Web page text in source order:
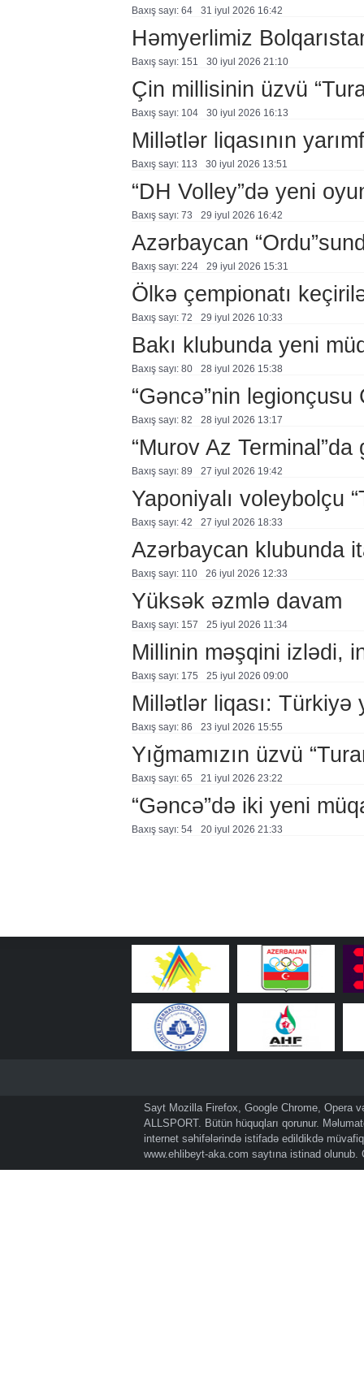
Baxış sayı: 64 31 i̇yul 2026 16:42
Həmyerlimiz
Baxış sayı: 151 30 i̇yul 2026 21:10
Çin millisinin üzvü
Baxış sayı: 104 30 i̇yul 2026 16:13
Millətlər liqasının
Baxış sayı: 113 30 i̇yul 2026 13:51
“DH Volley”də yeni
Baxış sayı: 73 29 i̇yul 2026 16:42
Azərbaycan
Baxış sayı: 224 29 i̇yul 2026 15:31
Ölkə çempionatı
Baxış sayı: 72 29 i̇yul 2026 10:33
Bakı klubunda yeni
Baxış sayı: 80 28 i̇yul 2026 15:38
“Gəncə”nin
Baxış sayı: 82 28 i̇yul 2026 13:17
“Murov Az
Baxış sayı: 89 27 i̇yul 2026 19:42
Yaponiyalı voleybolçu
Baxış sayı: 42 27 i̇yul 2026 18:33
Azərbaycan klubunda
Baxış sayı: 110 26 i̇yul 2026 12:33
Yüksək əzmlə davam
Baxış sayı: 157 25 i̇yul 2026 11:34
Millinin məşqini izlədi,
Baxış sayı: 175 25 i̇yul 2026 09:00
Millətlər liqası: Türkiyə
Baxış sayı: 86 23 i̇yul 2026 15:55
Yığmamızın üzvü
Baxış sayı: 65 21 i̇yul 2026 23:22
“Gəncə”də iki yeni
Baxış sayı: 54 20 i̇yul 2026 21:33
Sayt Mozilla Firefox, Google Chrome, Opera
ALLSPORT. Bütün hüquqları qorunur.
internet səhifələrində istifadə edildikdə
www.ehlibeyt-aka.com saytına istinad olunub.